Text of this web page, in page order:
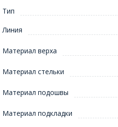
Тип
Линия
Материал верха
Материал стельки
Материал подошвы
Материал подкладки